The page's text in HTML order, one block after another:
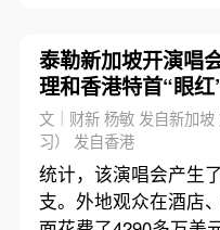
泰勒新加坡开演唱
理和香港特首“眼红
文｜财新 杨敏 发自新加坡
习） 发自香港
统计，该演唱会产生
支。外地观众在酒店